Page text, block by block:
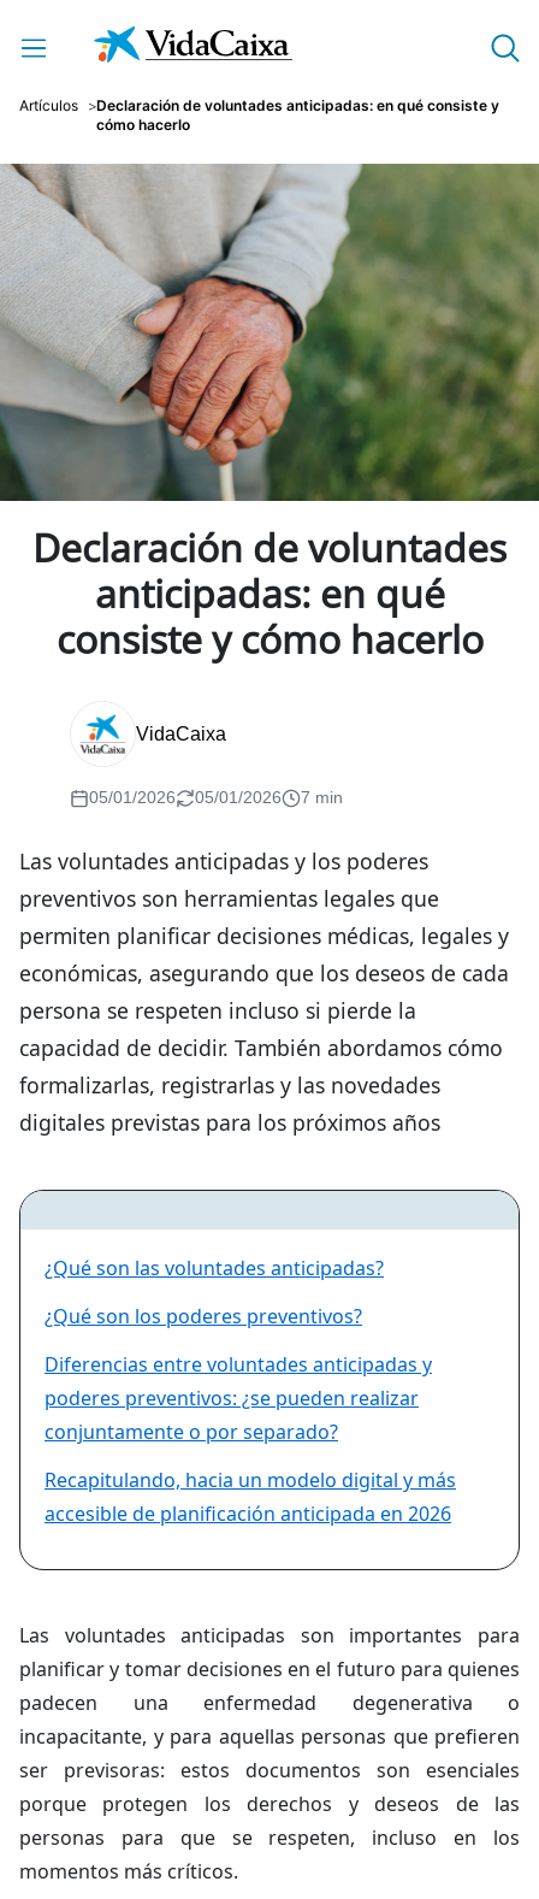
Saltar al contenido principal
Artículos
Declaración de voluntades anticipadas: en qué consiste y
cómo hacerlo
Declaración de voluntades
anticipadas: en qué
consiste y cómo hacerlo
VidaCaixa
05/01/2026 05/01/2026 7 min
Las voluntades anticipadas y los poderes
preventivos son herramientas legales que
permiten planificar decisiones médicas, legales y
económicas, asegurando que los deseos de cada
persona se respeten incluso si pierde la
capacidad de decidir. También abordamos cómo
formalizarlas, registrarlas y las novedades
digitales previstas para los próximos años
¿Qué son las voluntades anticipadas?
¿Qué son los poderes preventivos?
Diferencias entre voluntades anticipadas y
poderes preventivos: ¿se pueden realizar
conjuntamente o por separado?
Recapitulando, hacia un modelo digital y más
accesible de planificación anticipada en 2026
Las voluntades anticipadas son importantes para
planificar y tomar decisiones en el futuro para quienes
padecen una enfermedad degenerativa o
incapacitante, y para aquellas personas que prefieren
ser previsoras: estos documentos son esenciales
porque protegen los derechos y deseos de las
personas para que se respeten, incluso en los
momentos más críticos.